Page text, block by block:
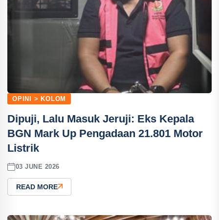
OPINI > KOLOM
Dipuji, Lalu Masuk Jeruji: Eks Kepala
BGN Mark Up Pengadaan 21.801 Motor
Listrik
03 JUNE 2026
READ MORE